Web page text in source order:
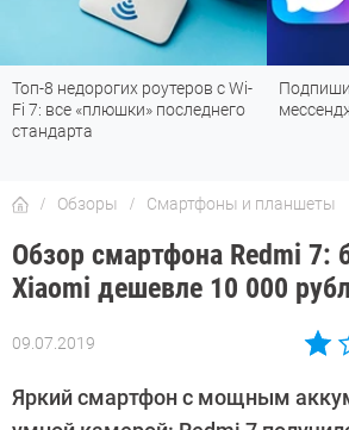
Подпишись на наш канал в
мессенджере МАХ
Рейтинг
лучшие
Обзоры Смартфоны и планшеты
Обзор смартфона Redmi 7:
Xiaomi дешевле 10 000
09.07.2019
Автор:
Дмитриева
Яркий смартфон с мощным